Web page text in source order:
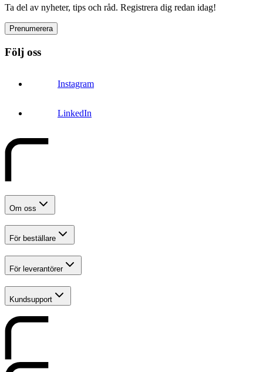
Ta del av nyheter, tips och råd. Registrera dig redan idag!
Prenumerera
Följ oss
Instagram
LinkedIn
Om oss
För beställare
För leverantörer
Kundsupport